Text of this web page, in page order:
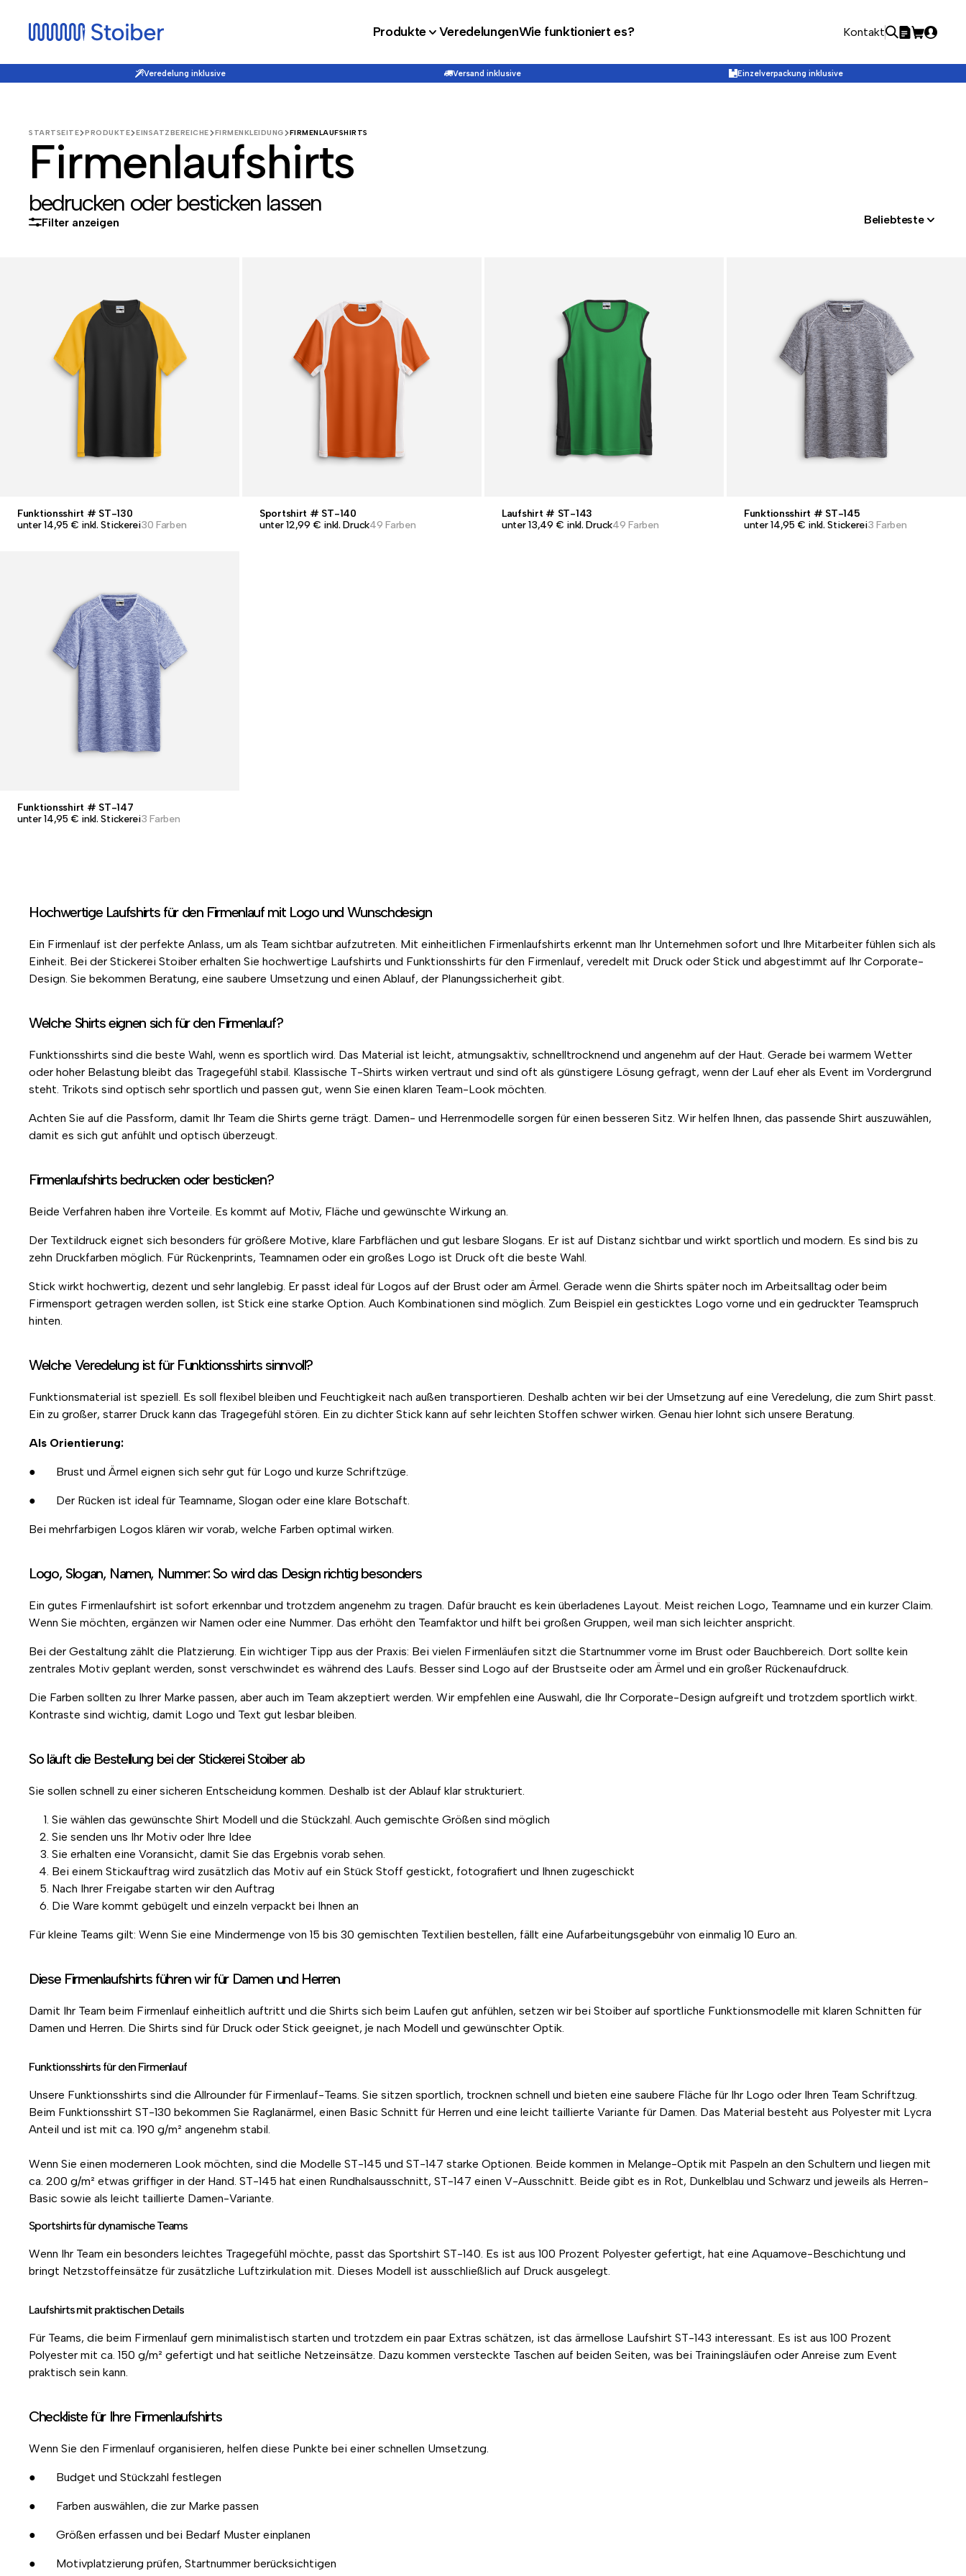
Produkte VeredelungenWie funktioniert es? Kontakt
Veredelung inklusive Versand inklusive Einzelverpackung inklusive
STARTSEITE PRODUKTE EINSATZBEREICHE FIRMENKLEIDUNG FIRMENLAUFSHIRTS
Firmenlaufshirts
bedrucken oder besticken lassen
Filter anzeigen Beliebteste
Funktionsshirt # ST-130
unter 14,95 € inkl. Stickerei30 Farben
Sportshirt # ST-140
unter 12,99 € inkl. Druck49 Farben
Laufshirt # ST-143
unter 13,49 € inkl. Druck49 Farben
Funktionsshirt # ST-145
unter 14,95 € inkl. Stickerei3 Farben
Funktionsshirt # ST-147
unter 14,95 € inkl. Stickerei3 Farben
Hochwertige Laufshirts für den Firmenlauf mit Logo und Wunschdesign
Ein Firmenlauf ist der perfekte Anlass, um als Team sichtbar aufzutreten. Mit einheitlichen Firmenlaufshirts erkennt man Ihr Unternehmen sofort und Ihre Mitarbeiter fühlen sich als
Einheit. Bei der Stickerei Stoiber erhalten Sie hochwertige Laufshirts und Funktionsshirts für den Firmenlauf, veredelt mit Druck oder Stick und abgestimmt auf Ihr Corporate-
Design. Sie bekommen Beratung, eine saubere Umsetzung und einen Ablauf, der Planungssicherheit gibt.
Welche Shirts eignen sich für den Firmenlauf?
Funktionsshirts sind die beste Wahl, wenn es sportlich wird. Das Material ist leicht, atmungsaktiv, schnelltrocknend und angenehm auf der Haut. Gerade bei warmem Wetter
oder hoher Belastung bleibt das Tragegefühl stabil. Klassische T-Shirts wirken vertraut und sind oft als günstigere Lösung gefragt, wenn der Lauf eher als Event im Vordergrund
steht. Trikots sind optisch sehr sportlich und passen gut, wenn Sie einen klaren Team-Look möchten.
Achten Sie auf die Passform, damit Ihr Team die Shirts gerne trägt. Damen- und Herrenmodelle sorgen für einen besseren Sitz. Wir helfen Ihnen, das passende Shirt auszuwählen,
damit es sich gut anfühlt und optisch überzeugt.
Firmenlaufshirts bedrucken oder besticken?
Beide Verfahren haben ihre Vorteile. Es kommt auf Motiv, Fläche und gewünschte Wirkung an.
Der Textildruck eignet sich besonders für größere Motive, klare Farbflächen und gut lesbare Slogans. Er ist auf Distanz sichtbar und wirkt sportlich und modern. Es sind bis zu
zehn Druckfarben möglich. Für Rückenprints, Teamnamen oder ein großes Logo ist Druck oft die beste Wahl.
Stick wirkt hochwertig, dezent und sehr langlebig. Er passt ideal für Logos auf der Brust oder am Ärmel. Gerade wenn die Shirts später noch im Arbeitsalltag oder beim
Firmensport getragen werden sollen, ist Stick eine starke Option. Auch Kombinationen sind möglich. Zum Beispiel ein gesticktes Logo vorne und ein gedruckter Teamspruch
hinten.
Welche Veredelung ist für Funktionsshirts sinnvoll?
Funktionsmaterial ist speziell. Es soll flexibel bleiben und Feuchtigkeit nach außen transportieren. Deshalb achten wir bei der Umsetzung auf eine Veredelung, die zum Shirt passt.
Ein zu großer, starrer Druck kann das Tragegefühl stören. Ein zu dichter Stick kann auf sehr leichten Stoffen schwer wirken. Genau hier lohnt sich unsere Beratung.
Als Orientierung:
● Brust und Ärmel eignen sich sehr gut für Logo und kurze Schriftzüge.
● Der Rücken ist ideal für Teamname, Slogan oder eine klare Botschaft.
Bei mehrfarbigen Logos klären wir vorab, welche Farben optimal wirken.
Logo, Slogan, Namen, Nummer: So wird das Design richtig besonders
Ein gutes Firmenlaufshirt ist sofort erkennbar und trotzdem angenehm zu tragen. Dafür braucht es kein überladenes Layout. Meist reichen Logo, Teamname und ein kurzer Claim.
Wenn Sie möchten, ergänzen wir Namen oder eine Nummer. Das erhöht den Teamfaktor und hilft bei großen Gruppen, weil man sich leichter anspricht.
Bei der Gestaltung zählt die Platzierung. Ein wichtiger Tipp aus der Praxis: Bei vielen Firmenläufen sitzt die Startnummer vorne im Brust oder Bauchbereich. Dort sollte kein
zentrales Motiv geplant werden, sonst verschwindet es während des Laufs. Besser sind Logo auf der Brustseite oder am Ärmel und ein großer Rückenaufdruck.
Die Farben sollten zu Ihrer Marke passen, aber auch im Team akzeptiert werden. Wir empfehlen eine Auswahl, die Ihr Corporate-Design aufgreift und trotzdem sportlich wirkt.
Kontraste sind wichtig, damit Logo und Text gut lesbar bleiben.
So läuft die Bestellung bei der Stickerei Stoiber ab
Sie sollen schnell zu einer sicheren Entscheidung kommen. Deshalb ist der Ablauf klar strukturiert.
Sie wählen das gewünschte Shirt Modell und die Stückzahl. Auch gemischte Größen sind möglich
Sie senden uns Ihr Motiv oder Ihre Idee
Sie erhalten eine Voransicht, damit Sie das Ergebnis vorab sehen.
Bei einem Stickauftrag wird zusätzlich das Motiv auf ein Stück Stoff gestickt, fotografiert und Ihnen zugeschickt
Nach Ihrer Freigabe starten wir den Auftrag
Die Ware kommt gebügelt und einzeln verpackt bei Ihnen an
Für kleine Teams gilt: Wenn Sie eine Mindermenge von 15 bis 30 gemischten Textilien bestellen, fällt eine Aufarbeitungsgebühr von einmalig 10 Euro an.
Diese Firmenlaufshirts führen wir für Damen und Herren
Damit Ihr Team beim Firmenlauf einheitlich auftritt und die Shirts sich beim Laufen gut anfühlen, setzen wir bei Stoiber auf sportliche Funktionsmodelle mit klaren Schnitten für
Damen und Herren. Die Shirts sind für Druck oder Stick geeignet, je nach Modell und gewünschter Optik.
Funktionsshirts für den Firmenlauf
Unsere Funktionsshirts sind die Allrounder für Firmenlauf-Teams. Sie sitzen sportlich, trocknen schnell und bieten eine saubere Fläche für Ihr Logo oder Ihren Team Schriftzug.
Beim Funktionsshirt ST-130 bekommen Sie Raglanärmel, einen Basic Schnitt für Herren und eine leicht taillierte Variante für Damen. Das Material besteht aus Polyester mit Lycra
Anteil und ist mit ca. 190 g/m² angenehm stabil.
Wenn Sie einen moderneren Look möchten, sind die Modelle ST-145 und ST-147 starke Optionen. Beide kommen in Melange-Optik mit Paspeln an den Schultern und liegen mit
ca. 200 g/m² etwas griffiger in der Hand. ST-145 hat einen Rundhalsausschnitt, ST-147 einen V-Ausschnitt. Beide gibt es in Rot, Dunkelblau und Schwarz und jeweils als Herren-
Basic sowie als leicht taillierte Damen-Variante.
Sportshirts für dynamische Teams
Wenn Ihr Team ein besonders leichtes Tragegefühl möchte, passt das Sportshirt ST-140. Es ist aus 100 Prozent Polyester gefertigt, hat eine Aquamove-Beschichtung und
bringt Netzstoffeinsätze für zusätzliche Luftzirkulation mit. Dieses Modell ist ausschließlich auf Druck ausgelegt.
Laufshirts mit praktischen Details
Für Teams, die beim Firmenlauf gern minimalistisch starten und trotzdem ein paar Extras schätzen, ist das ärmellose Laufshirt ST-143 interessant. Es ist aus 100 Prozent
Polyester mit ca. 150 g/m² gefertigt und hat seitliche Netzeinsätze. Dazu kommen versteckte Taschen auf beiden Seiten, was bei Trainingsläufen oder Anreise zum Event
praktisch sein kann.
Checkliste für Ihre Firmenlaufshirts
Wenn Sie den Firmenlauf organisieren, helfen diese Punkte bei einer schnellen Umsetzung.
● Budget und Stückzahl festlegen
● Farben auswählen, die zur Marke passen
● Größen erfassen und bei Bedarf Muster einplanen
● Motivplatzierung prüfen, Startnummer berücksichtigen